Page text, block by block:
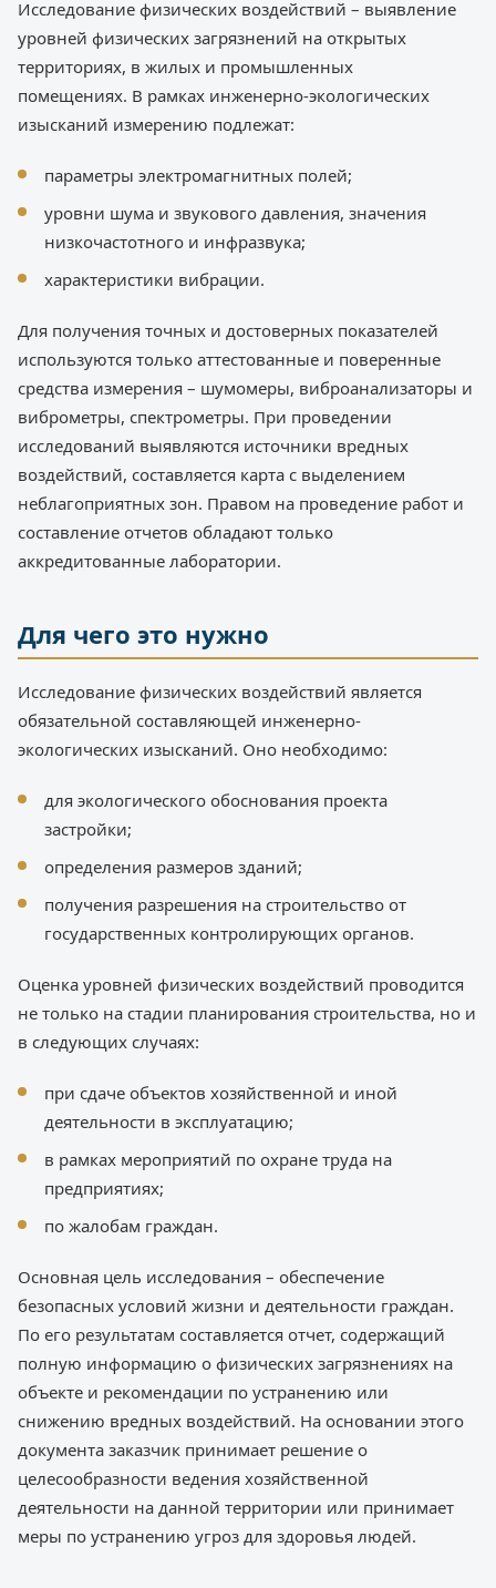
Исследование физических воздействий – выявление
уровней физических загрязнений на открытых
территориях, в жилых и промышленных
помещениях. В рамках инженерно-экологических
изысканий измерению подлежат:
параметры электромагнитных полей;
уровни шума и звукового давления, значения
низкочастотного и инфразвука;
характеристики вибрации.
Для получения точных и достоверных показателей
используются только аттестованные и поверенные
средства измерения – шумомеры, виброанализаторы и
виброметры, спектрометры. При проведении
исследований выявляются источники вредных
воздействий, составляется карта с выделением
неблагоприятных зон. Правом на проведение работ и
составление отчетов обладают только
аккредитованные лаборатории.
Для чего это нужно
Исследование физических воздействий является
обязательной составляющей инженерно-
экологических изысканий. Оно необходимо:
для экологического обоснования проекта
застройки;
определения размеров зданий;
получения разрешения на строительство от
государственных контролирующих органов.
Оценка уровней физических воздействий проводится
не только на стадии планирования строительства, но и
в следующих случаях:
при сдаче объектов хозяйственной и иной
деятельности в эксплуатацию;
в рамках мероприятий по охране труда на
предприятиях;
по жалобам граждан.
Основная цель исследования – обеспечение
безопасных условий жизни и деятельности граждан.
По его результатам составляется отчет, содержащий
полную информацию о физических загрязнениях на
объекте и рекомендации по устранению или
снижению вредных воздействий. На основании этого
документа заказчик принимает решение о
целесообразности ведения хозяйственной
деятельности на данной территории или принимает
меры по устранению угроз для здоровья людей.